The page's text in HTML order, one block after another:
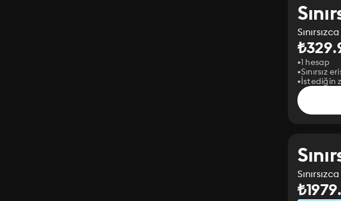
1 hesap
Sınırsız
İstediğin